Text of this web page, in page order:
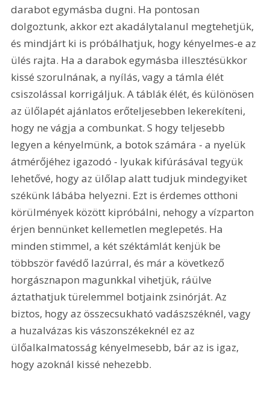
darabot egymásba dugni. Ha pontosan
dolgoztunk, akkor ezt akadálytalanul megtehetjük,
és mindjárt ki is próbálhatjuk, hogy kényelmes-e az
ülés rajta. Ha a darabok egymásba illesztésükkor
kissé szorulnának, a nyílás, vagy a támla élét
csiszolással korrigáljuk. A táblák élét, és különösen
az ülőlapét ajánlatos erőteljesebben lekerekíteni,
hogy ne vágja a combunkat. S hogy teljesebb
legyen a kényelmünk, a botok számára - a nyelük
átmérőjéhez igazodó - lyukak kifúrásával tegyük
lehetővé, hogy az ülőlap alatt tudjuk mindegyiket
székünk lábába helyezni. Ezt is érdemes otthoni
körülmények között kipróbálni, nehogy a vízparton
érjen bennünket kellemetlen meglepetés. Ha
minden stimmel, a két széktámlát kenjük be
többször favédő lazúrral, és már a következő
horgásznapon magunkkal vihetjük, ráülve
áztathatjuk türelemmel botjaink zsinórját. Az
biztos, hogy az összecsukható vadászszéknél, vagy
a huzalvázas kis vászonszékeknél ez az
ülőalkalmatosság kényelmesebb, bár az is igaz,
hogy azoknál kissé nehezebb.